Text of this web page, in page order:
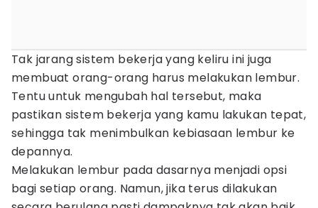
Tak jarang sistem bekerja yang keliru ini juga
membuat orang-orang harus melakukan lembur.
Tentu untuk mengubah hal tersebut, maka
pastikan sistem bekerja yang kamu lakukan tepat,
sehingga tak menimbulkan kebiasaan lembur ke
depannya.
Melakukan lembur pada dasarnya menjadi opsi
bagi setiap orang. Namun, jika terus dilakukan